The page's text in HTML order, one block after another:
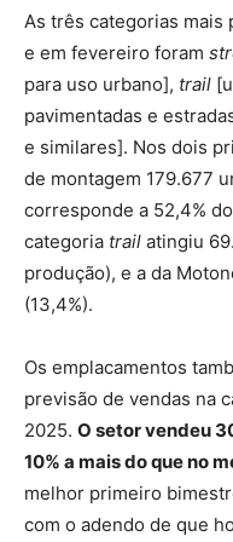
As três categorias
e em fevereiro foram
para uso urbano], trail
pavimentadas e
e similares]. Nos dois
de montagem 179.677
corresponde a 52,4%
categoria trail atingiu
produção), e a da
(13,4%).
Os emplacamentos
previsão de vendas na
2025. O setor vendeu
10% a mais do que no
melhor primeiro
com o adendo de que